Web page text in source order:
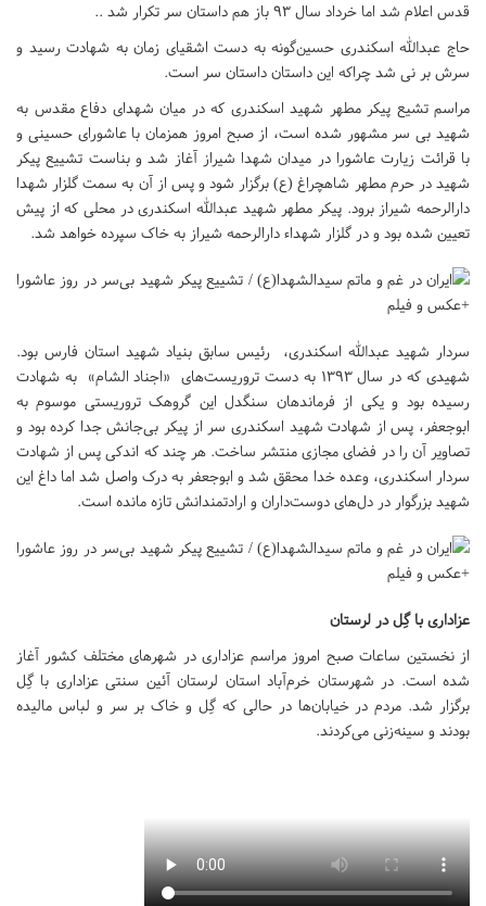
قدس اعلام شد اما خرداد سال 93 باز هم داستان سر تکرار شد ..
حاج عبدالله اسکندری حسین‌گونه به دست اشقیای زمان به شهادت رسید و
سرش بر نی شد چراکه این داستان داستان سر است.
مراسم تشیع پیکر مطهر شهید اسکندری که در میان شهدای دفاع مقدس به
شهید بی سر مشهور شده است، از صبح امروز همزمان با عاشورای حسینی و
با قرائت زیارت عاشورا در میدان شهدا شیراز آغاز شد و بناست تشییع پیکر
شهید در حرم مطهر شاهچراغ (ع) برگزار شود و پس از آن به سمت گلزار شهدا
دارالرحمه شیراز برود. پیکر مطهر شهید عبدالله اسکندری در محلی که از پیش
تعیین شده بود و در گلزار شهداء دارالرحمه شیراز به خاک سپرده خواهد شد.
سردار شهید عبدالله اسکندری، رئیس سابق بنیاد شهید استان فارس بود.
شهیدی که در سال ۱۳۹۳ به دست تروریست‌های «اجناد الشام» به شهادت
رسیده بود و یکی از فرماندهان سنگدل این گروهک تروریستی موسوم به
ابوجعفر، پس از شهادت شهید اسکندری سر از پیکر بی‌جانش جدا کرده بود و
تصاویر آن را در فضای مجازی منتشر ساخت. هر چند که اندکی پس از شهادت
سردار اسکندری، وعده خدا محقق شد و ابوجعفر به درک واصل شد اما داغ این
شهید بزرگوار در دل‌های دوست‌داران و ارادتمندانش تازه مانده است.
عزاداری با گِل در لرستان
از نخستین ساعات صبح امروز مراسم عزاداری در شهرهای مختلف کشور آغاز
شده است. در شهرستان خرم‌آباد استان لرستان آئین سنتی عزاداری با گِل
برگزار شد. مردم در خیابان‌ها در حالی که گِل و خاک بر سر و لباس مالیده
بودند و سینه‌زنی می‌کردند.